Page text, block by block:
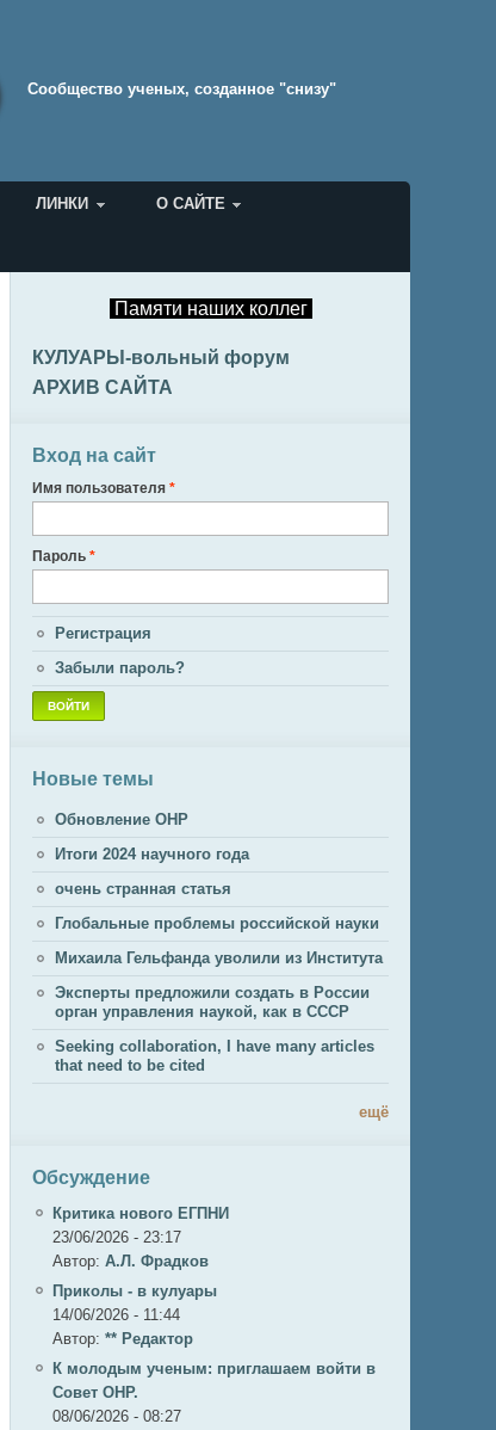
Cообщество ученых, созданное "снизу"
ЛИНКИ О САЙТЕ
Памяти наших коллег
КУЛУАРЫ-вольный форум
АРХИВ САЙТА
Вход на сайт
Имя пользователя *
Пароль *
Регистрация
Забыли пароль?
Новые темы
Обновление ОНР
Итоги 2024 научного года
очень странная статья
Глобальные проблемы российской науки
Михаила Гельфанда уволили из Института
Эксперты предложили создать в России
орган управления наукой, как в СССР
Seeking collaboration, I have many articles
that need to be cited
ещё
Обсуждение
Критика нового ЕГПНИ
23/06/2026 - 23:17
Автор: А.Л. Фрадков
Приколы - в кулуары
14/06/2026 - 11:44
Автор: ** Редактор
К молодым ученым: приглашаем войти в
Совет ОНР.
08/06/2026 - 08:27